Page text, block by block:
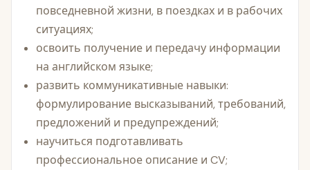
повседневной жизни, в поездках и в рабочих
ситуациях;
освоить получение и передачу информации
на английском языке;
развить коммуникативные навыки:
формулирование высказываний, требований,
предложений и предупреждений;
научиться подготавливать
профессиональное описание и CV;